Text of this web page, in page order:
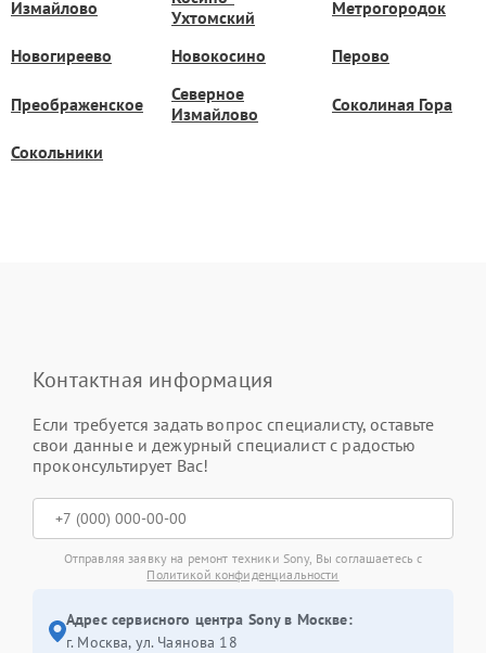
Измайлово
Ухтомский
Метрогородок
Новогиреево Новокосино Перово
Преображенское
Северное
Измайлово
Соколиная Гора
Сокольники
Контактная информация
Если требуется задать вопрос специалисту, оставьте
свои данные и дежурный специалист с радостью
проконсультирует Вас!
Отправляя заявку на ремонт техники Sony, Вы соглашаетесь с
Политикой конфиденциальности
Адрес сервисного центра Sony в Москве:
г. Москва, ул. Чаянова 18